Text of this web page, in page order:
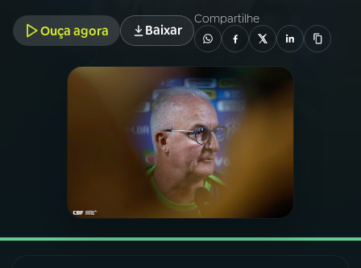
03PROGRAMAÇÃO
07ÚLTIMAS
Ouça agora Baixar
Compartilhe